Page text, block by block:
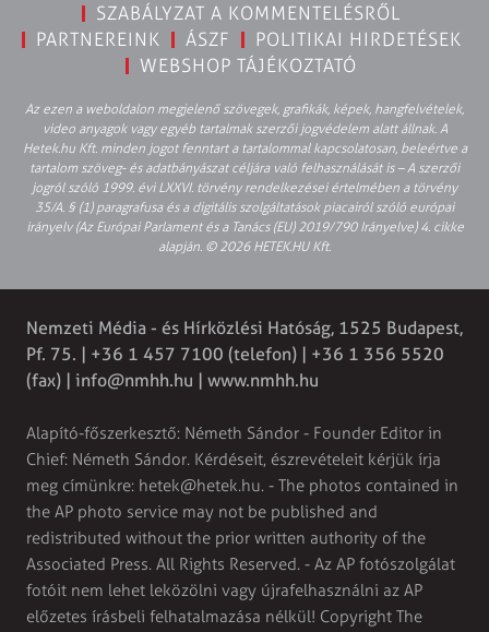
SZABÁLYZAT A KOMMENTELÉSRŐL
PARTNEREINK
ÁSZF
POLITIKAI HIRDETÉSEK
WEBSHOP TÁJÉKOZTATÓ
Az ezen a weboldalon megjelenő szövegek, grafikák, képek, hangfelvételek,
video anyagok vagy egyéb tartalmak szerzői jogvédelem alatt állnak. A
Hetek.hu Kft. minden jogot fenntart a tartalommal kapcsolatosan, beleértve a
tartalom szöveg- és adatbányászat céljára való felhasználását is – A szerzői
jogról szóló 1999. évi LXXVI. törvény rendelkezései értelmében a törvény
35/A. § (1) paragrafusa és a digitális szolgáltatások piacairól szóló európai
irányelv (Az Európai Parlament és a Tanács (EU) 2019/790 Irányelve) 4. cikke
alapján. © 2026 HETEK.HU Kft.
Nemzeti Média - és Hírközlési Hatóság, 1525 Budapest,
Pf. 75. | +36 1 457 7100 (telefon) | +36 1 356 5520
(fax) | info@nmhh.hu | www.nmhh.hu
Alapító-főszerkesztő: Németh Sándor - Founder Editor in
Chief: Németh Sándor. Kérdéseit, észrevételeit kérjük írja
meg címünkre: hetek@hetek.hu. - The photos contained in
the AP photo service may not be published and
redistributed without the prior written authority of the
Associated Press. All Rights Reserved. - Az AP fotószolgálat
fotóit nem lehet leközölni vagy újrafelhasználni az AP
előzetes írásbeli felhatalmazása nélkül! Copyright The